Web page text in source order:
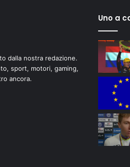
dalla nostra redazione.
sport, motori, gaming,
ancora.
Uno a